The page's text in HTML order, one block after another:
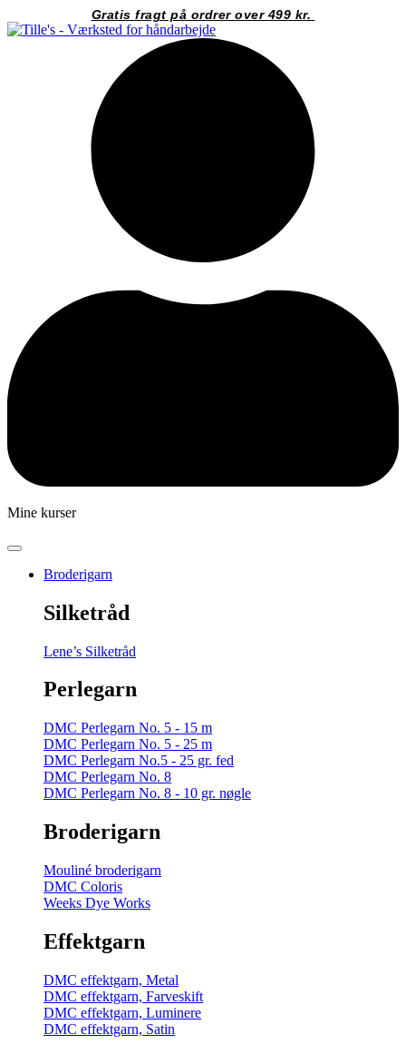
til
Gratis fragt på ordrer over 499 kr.
Mine kurser
Broderigarn
Silketråd
Lene’s Silketråd
Perlegarn
DMC Perlegarn No. 5 - 15 m
DMC Perlegarn No. 5 - 25 m
DMC Perlegarn No.5 - 25 gr. fed
DMC Perlegarn No. 8
DMC Perlegarn No. 8 - 10 gr. nøgle
Broderigarn
Mouliné broderigarn
DMC Coloris
Weeks Dye Works
Effektgarn
DMC effektgarn, Metal
DMC effektgarn, Farveskift
DMC effektgarn, Luminere
DMC effektgarn, Satin